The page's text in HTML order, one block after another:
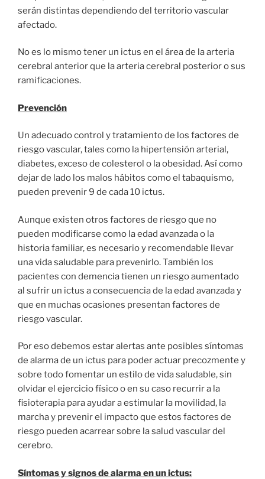
serán distintas dependiendo del territorio vascular
afectado.
No es lo mismo tener un ictus en el área de la arteria
cerebral anterior que la arteria cerebral posterior o sus
ramificaciones.
Prevención
Un adecuado control y tratamiento de los factores de
riesgo vascular, tales como la hipertensión arterial,
diabetes, exceso de colesterol o la obesidad. Así como
dejar de lado los malos hábitos como el tabaquismo,
pueden prevenir 9 de cada 10 ictus.
Aunque existen otros factores de riesgo que no
pueden modificarse como la edad avanzada o la
historia familiar, es necesario y recomendable llevar
una vida saludable para prevenirlo. También los
pacientes con demencia tienen un riesgo aumentado
al sufrir un ictus a consecuencia de la edad avanzada y
que en muchas ocasiones presentan factores de
riesgo vascular.
Por eso debemos estar alertas ante posibles síntomas
de alarma de un ictus para poder actuar precozmente y
sobre todo fomentar un estilo de vida saludable, sin
olvidar el ejercicio físico o en su caso recurrir a la
fisioterapia para ayudar a estimular la movilidad, la
marcha y prevenir el impacto que estos factores de
riesgo pueden acarrear sobre la salud vascular del
cerebro.
Síntomas y signos de alarma en un ictus: